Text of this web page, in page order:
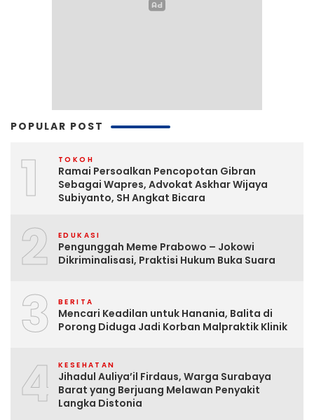
POPULAR POST
1 TOKOH
Ramai Persoalkan Pencopotan Gibran
Sebagai Wapres, Advokat Askhar Wijaya
Subiyanto, SH Angkat Bicara
2 EDUKASI
Pengunggah Meme Prabowo – Jokowi
Dikriminalisasi, Praktisi Hukum Buka Suara
3 BERITA
Mencari Keadilan untuk Hanania, Balita di
Porong Diduga Jadi Korban Malpraktik Klinik
4 KESEHATAN
Jihadul Auliya’il Firdaus, Warga Surabaya
Barat yang Berjuang Melawan Penyakit
Langka Distonia